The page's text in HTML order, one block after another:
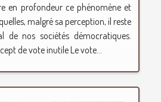
en profondeur ce phénomène et
malgré sa perception, il reste
de nos sociétés démocratiques.
de vote inutile Le vote...